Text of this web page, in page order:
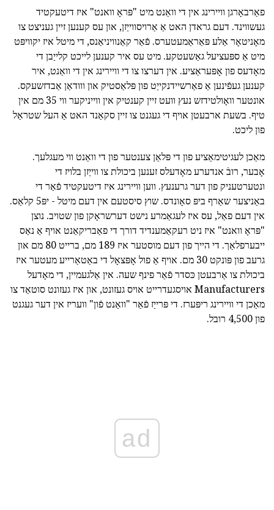
פאַרבאָרגן וויירינג אין די וואַנט מיט "פּראָ וואנט" איז דיטעקטיד
געשווינד. דעם גראדן האט אַ אַרויסווייַזן, און עס קענען זיין געניצט צו
מאָניטאָר אַלע פּאַראַמעטערס. פֿאַר קאַנוויניאַנס, די מיטל איז יקוויפּט
מיט אַ ספּעציעל גאַשעטקע. מיט עס איר קענען לייכט קלייַבן די
מאָדעס פון אָפּעראַציע. אין דערצו צו די וויירינג אין די וואַנט, איר
קענען געפֿינען אַ פאַרשיידנקייַט פון פּלאַסטיק און ווודאַן אַבדזשעקס.
אונטער וואָולטידזש נעץ וועט זיין קענטיק אין ווייניקער ווי 35 מם אין
טיף. בשעת ארבעטן אויף די געגנט צו זיין סקאַנד האט אַ העל שטראַל
פון ליכט.
מאַכן לעגיטימאַציע פון די פּלאַן צענטער פון די וואַנט ווי מעגלעך.
אָבער, רובֿ אנדערע מאָדעלס זענען ביכולת צו ווייַזן בלויז די
ונטערטעניק פון דער גרענעץ. ווען וויירינג איז דיטעקטיד פֿאַר די
באַניצער שאַרף ביפּ סאָונדס. שוץ סיסטעם אין דעם מיטל - יפּ5 קלאַס.
אין דעם פאַל, עס איז לעגאַמרע נישט דערשראָקן פון שטויב. נוצן
"פּראָ וואנט" איז ניט רעקאַמענדיד דורך די פאַבריקאַנט אויף אַ נאַס
ייבערפלאַך. די הייך פון דעם מוסטער איז 189 מם, ברייט 80 מם און
גרעב פון פּונקט 30 מם. אויף אַ פול אָפּצאָל די באַטאַרייע מעטער איז
ביכולת צו אַרבעטן כּסדר פֿאַר פינף שעה. אין אַלגעמיין, די מאָדעל
Manufacturers אויסגעדרייט אויס געזונט, און איז געזונט סוטאַד צו
מאַכן די וויירינג ריפּערז. די פּרייַז פֿאַר "וואַנט פֿון" וועריז אין דער געגנט
פון 4,500 רובל.
ad